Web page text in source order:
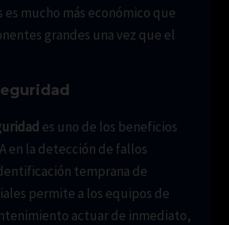
es mucho más económico que
grandes una vez que el
es uno de los beneficios
en la detección de fallos
temprana de
permite a los equipos de
actuar de inmediato,